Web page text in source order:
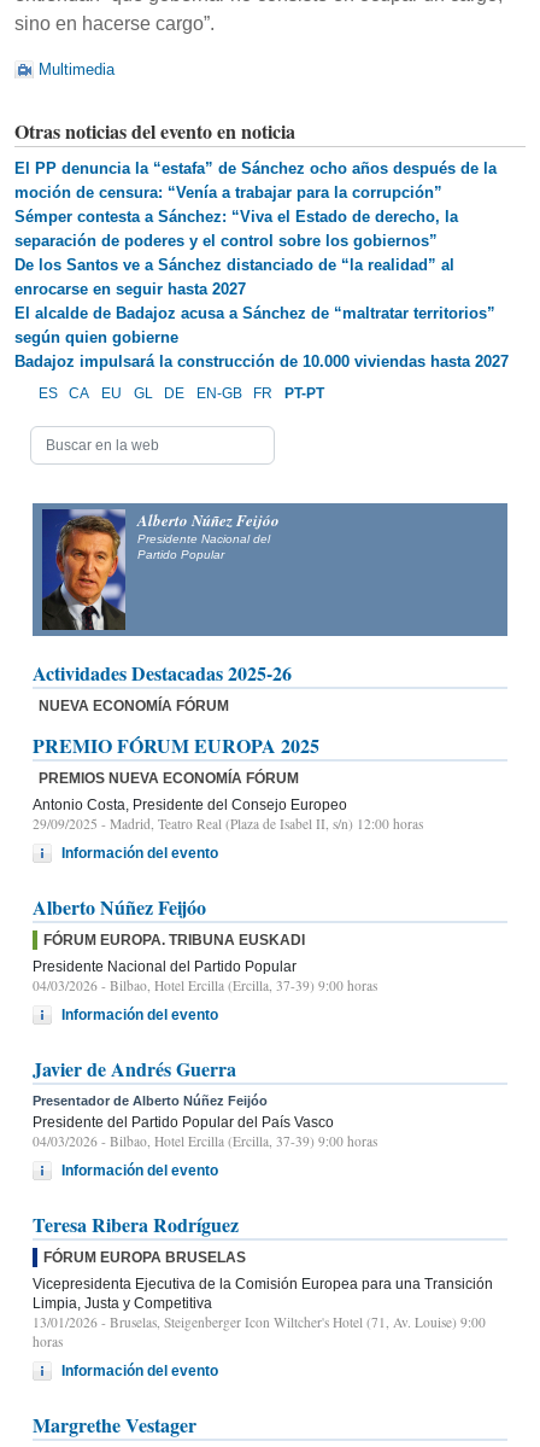
sino en hacerse cargo”.
Multimedia
Otras noticias del evento en noticia
El PP denuncia la “estafa” de Sánchez ocho años después de la
moción de censura: “Venía a trabajar para la corrupción”
Sémper contesta a Sánchez: “Viva el Estado de derecho, la
separación de poderes y el control sobre los gobiernos”
De los Santos ve a Sánchez distanciado de “la realidad” al
enrocarse en seguir hasta 2027
El alcalde de Badajoz acusa a Sánchez de “maltratar territorios”
según quien gobierne
Badajoz impulsará la construcción de 10.000 viviendas hasta 2027
ES CA EU GL DE EN-GB FR PT-PT
Alberto Núñez Feijóo
Presidente Nacional del
Partido Popular
Actividades Destacadas 2025-26
NUEVA ECONOMÍA FÓRUM
PREMIO FÓRUM EUROPA 2025
PREMIOS NUEVA ECONOMÍA FÓRUM
Antonio Costa, Presidente del Consejo Europeo
29/09/2025 - Madrid, Teatro Real (Plaza de Isabel II, s/n) 12:00 horas
Información del evento
Alberto Núñez Feijóo
FÓRUM EUROPA. TRIBUNA EUSKADI
Presidente Nacional del Partido Popular
04/03/2026 - Bilbao, Hotel Ercilla (Ercilla, 37-39) 9:00 horas
Información del evento
Javier de Andrés Guerra
Presentador de Alberto Núñez Feijóo
Presidente del Partido Popular del País Vasco
04/03/2026 - Bilbao, Hotel Ercilla (Ercilla, 37-39) 9:00 horas
Información del evento
Teresa Ribera Rodríguez
FÓRUM EUROPA BRUSELAS
Vicepresidenta Ejecutiva de la Comisión Europea para una Transición
Limpia, Justa y Competitiva
13/01/2026 - Bruselas, Steigenberger Icon Wiltcher's Hotel (71, Av. Louise) 9:00
horas
Información del evento
Margrethe Vestager